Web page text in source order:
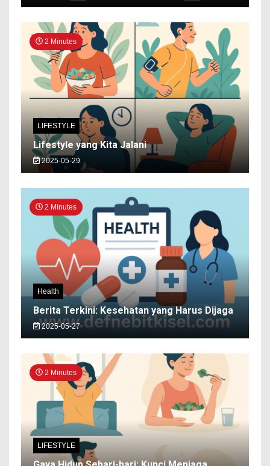
2 Minutes
LIFESTYLE
Lifestyle yang Kita Jalani
2025-05-29
2 Minutes
Health
Berita Terkini: Kesehatan yang Harus Dijaga
2025-05-27
2 Minutes
LIFESTYLE